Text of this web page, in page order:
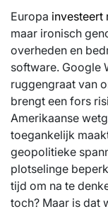
Europa investeert
maar ironisch
overheden en
software. Google
ruggengraat van
brengt een fors
Amerikaanse
toegankelijk
geopolitieke
plotselinge
tijd om na te
toch? Maar is dat